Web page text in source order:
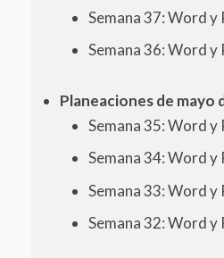
Semana 37: Word y
Semana 36: Word y
Planeaciones de mayo
Semana 35: Word y
Semana 34: Word y
Semana 33: Word y
Semana 32: Word y